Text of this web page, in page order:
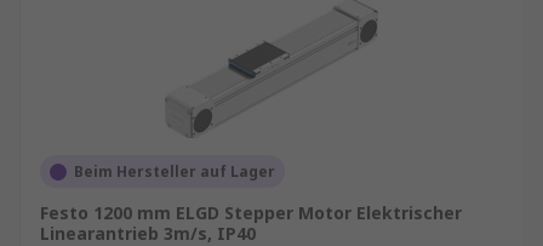
Beim Hersteller auf Lager
Festo 1200 mm ELGD Stepper Motor Elektrischer
Linearantrieb 3m/s, IP40